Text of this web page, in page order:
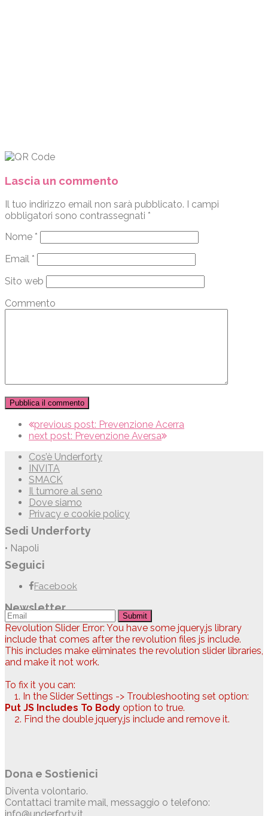
Lascia un commento
Il tuo indirizzo email non sarà pubblicato. I campi
obbligatori sono contrassegnati *
Nome *
Email *
Sito web
Commento
previous post: Prevenzione Acerra
next post: Prevenzione Aversa
Cos’è Underforty
INVITA
SMACK
Il tumore al seno
Dove siamo
Privacy e cookie policy
Sedi Underforty
• Napoli
Seguici
Facebook
Newsletter
Submit
Revolution Slider Error: You have some jquery.js library
include that comes after the revolution files js include.
This includes make eliminates the revolution slider libraries,
and make it not work.
To fix it you can:
1. In the Slider Settings -> Troubleshooting set option:
Put JS Includes To Body option to true.
2. Find the double jquery.js include and remove it.
Dona e Sostienici
Diventa volontario.
Contattaci tramite mail, messaggio o telefono:
info@underforty.it